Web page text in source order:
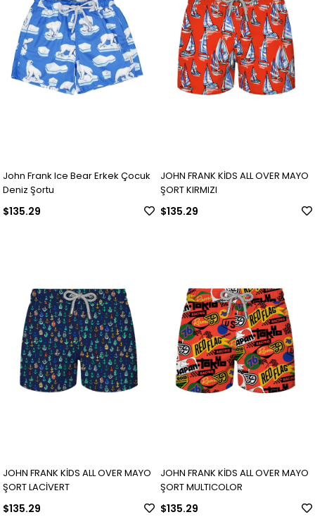
John Frank Ice Bear Erkek Çocuk
Deniz Şortu
$135.29
JOHN FRANK KİDS ALL OVER MAYO
ŞORT KIRMIZI
$135.29
JOHN FRANK KİDS ALL OVER MAYO
ŞORT LACİVERT
$135.29
JOHN FRANK KİDS ALL OVER MAYO
ŞORT MULTICOLOR
$135.29